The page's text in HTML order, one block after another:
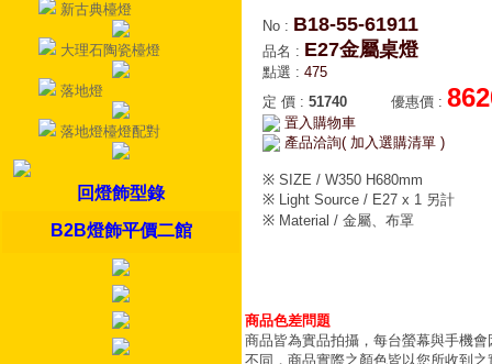
新古典檯燈
大理石陶瓷檯燈
落地燈
落地燈檯燈配對
回燈飾型錄
B2B燈飾平價二館
No : B18-55-61911
品名 : E27金屬桌燈
點選 : 475
定 價 : 51740 優惠價 :
置入購物車
產品洽詢( 加入選購清單 )
※ SIZE / W350 H680mm
※ Light Source / E27 x 1 另計
※ Material / 金屬、布罩
商品色差問題
商品皆為實品拍攝，每台螢幕與手機
不同，商品實際之顏色皆以您所收到之